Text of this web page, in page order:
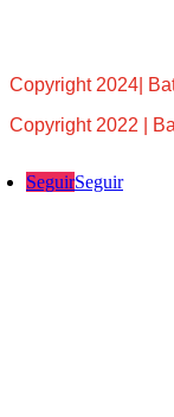
Copyright 2024|
Copyright 2022 |
SeguirSeguir